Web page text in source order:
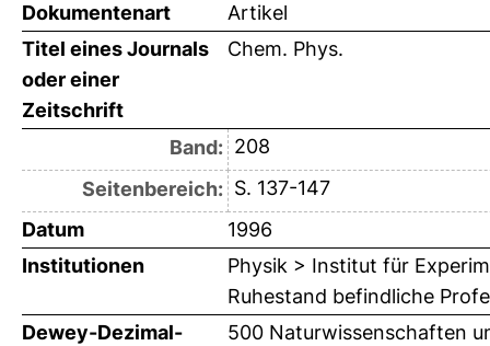
Dokumentenart
Artikel
Titel eines Journals
oder einer
Zeitschrift
Chem. Phys.
Band: 208
Seitenbereich: S. 137-147
Datum
1996
Institutionen
Physik > Institut für
Ruhestand befindliche
Dewey-Dezimal-
500 Naturwissenschaften